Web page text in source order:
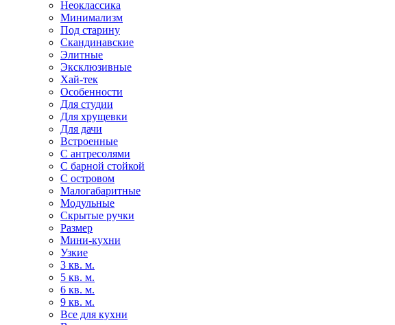
Неоклассика
Минимализм
Под старину
Скандинавские
Элитные
Эксклюзивные
Хай-тек
Особенности
Для студии
Для хрущевки
Для дачи
Встроенные
С антресолями
С барной стойкой
С островом
Малогабаритные
Модульные
Скрытые ручки
Размер
Мини-кухни
Узкие
3 кв. м.
5 кв. м.
6 кв. м.
9 кв. м.
Все для кухни